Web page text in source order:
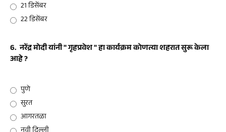
21 डिसेंबर
22 डिसेंबर
6. नरेंद्र मोदी यांनी " गृहप्रवेश " हा कार्यक्रम कोणत्या शहरात सुरू केला
आहे ?
पुणे
सुरत
आगरतळा